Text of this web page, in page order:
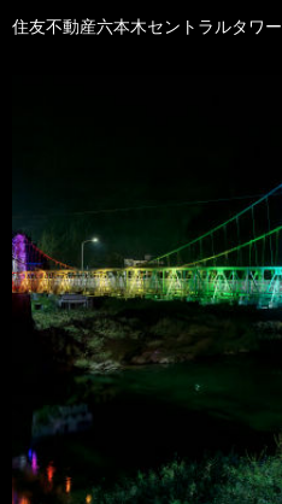
住友不動産六本木セントラルタワー